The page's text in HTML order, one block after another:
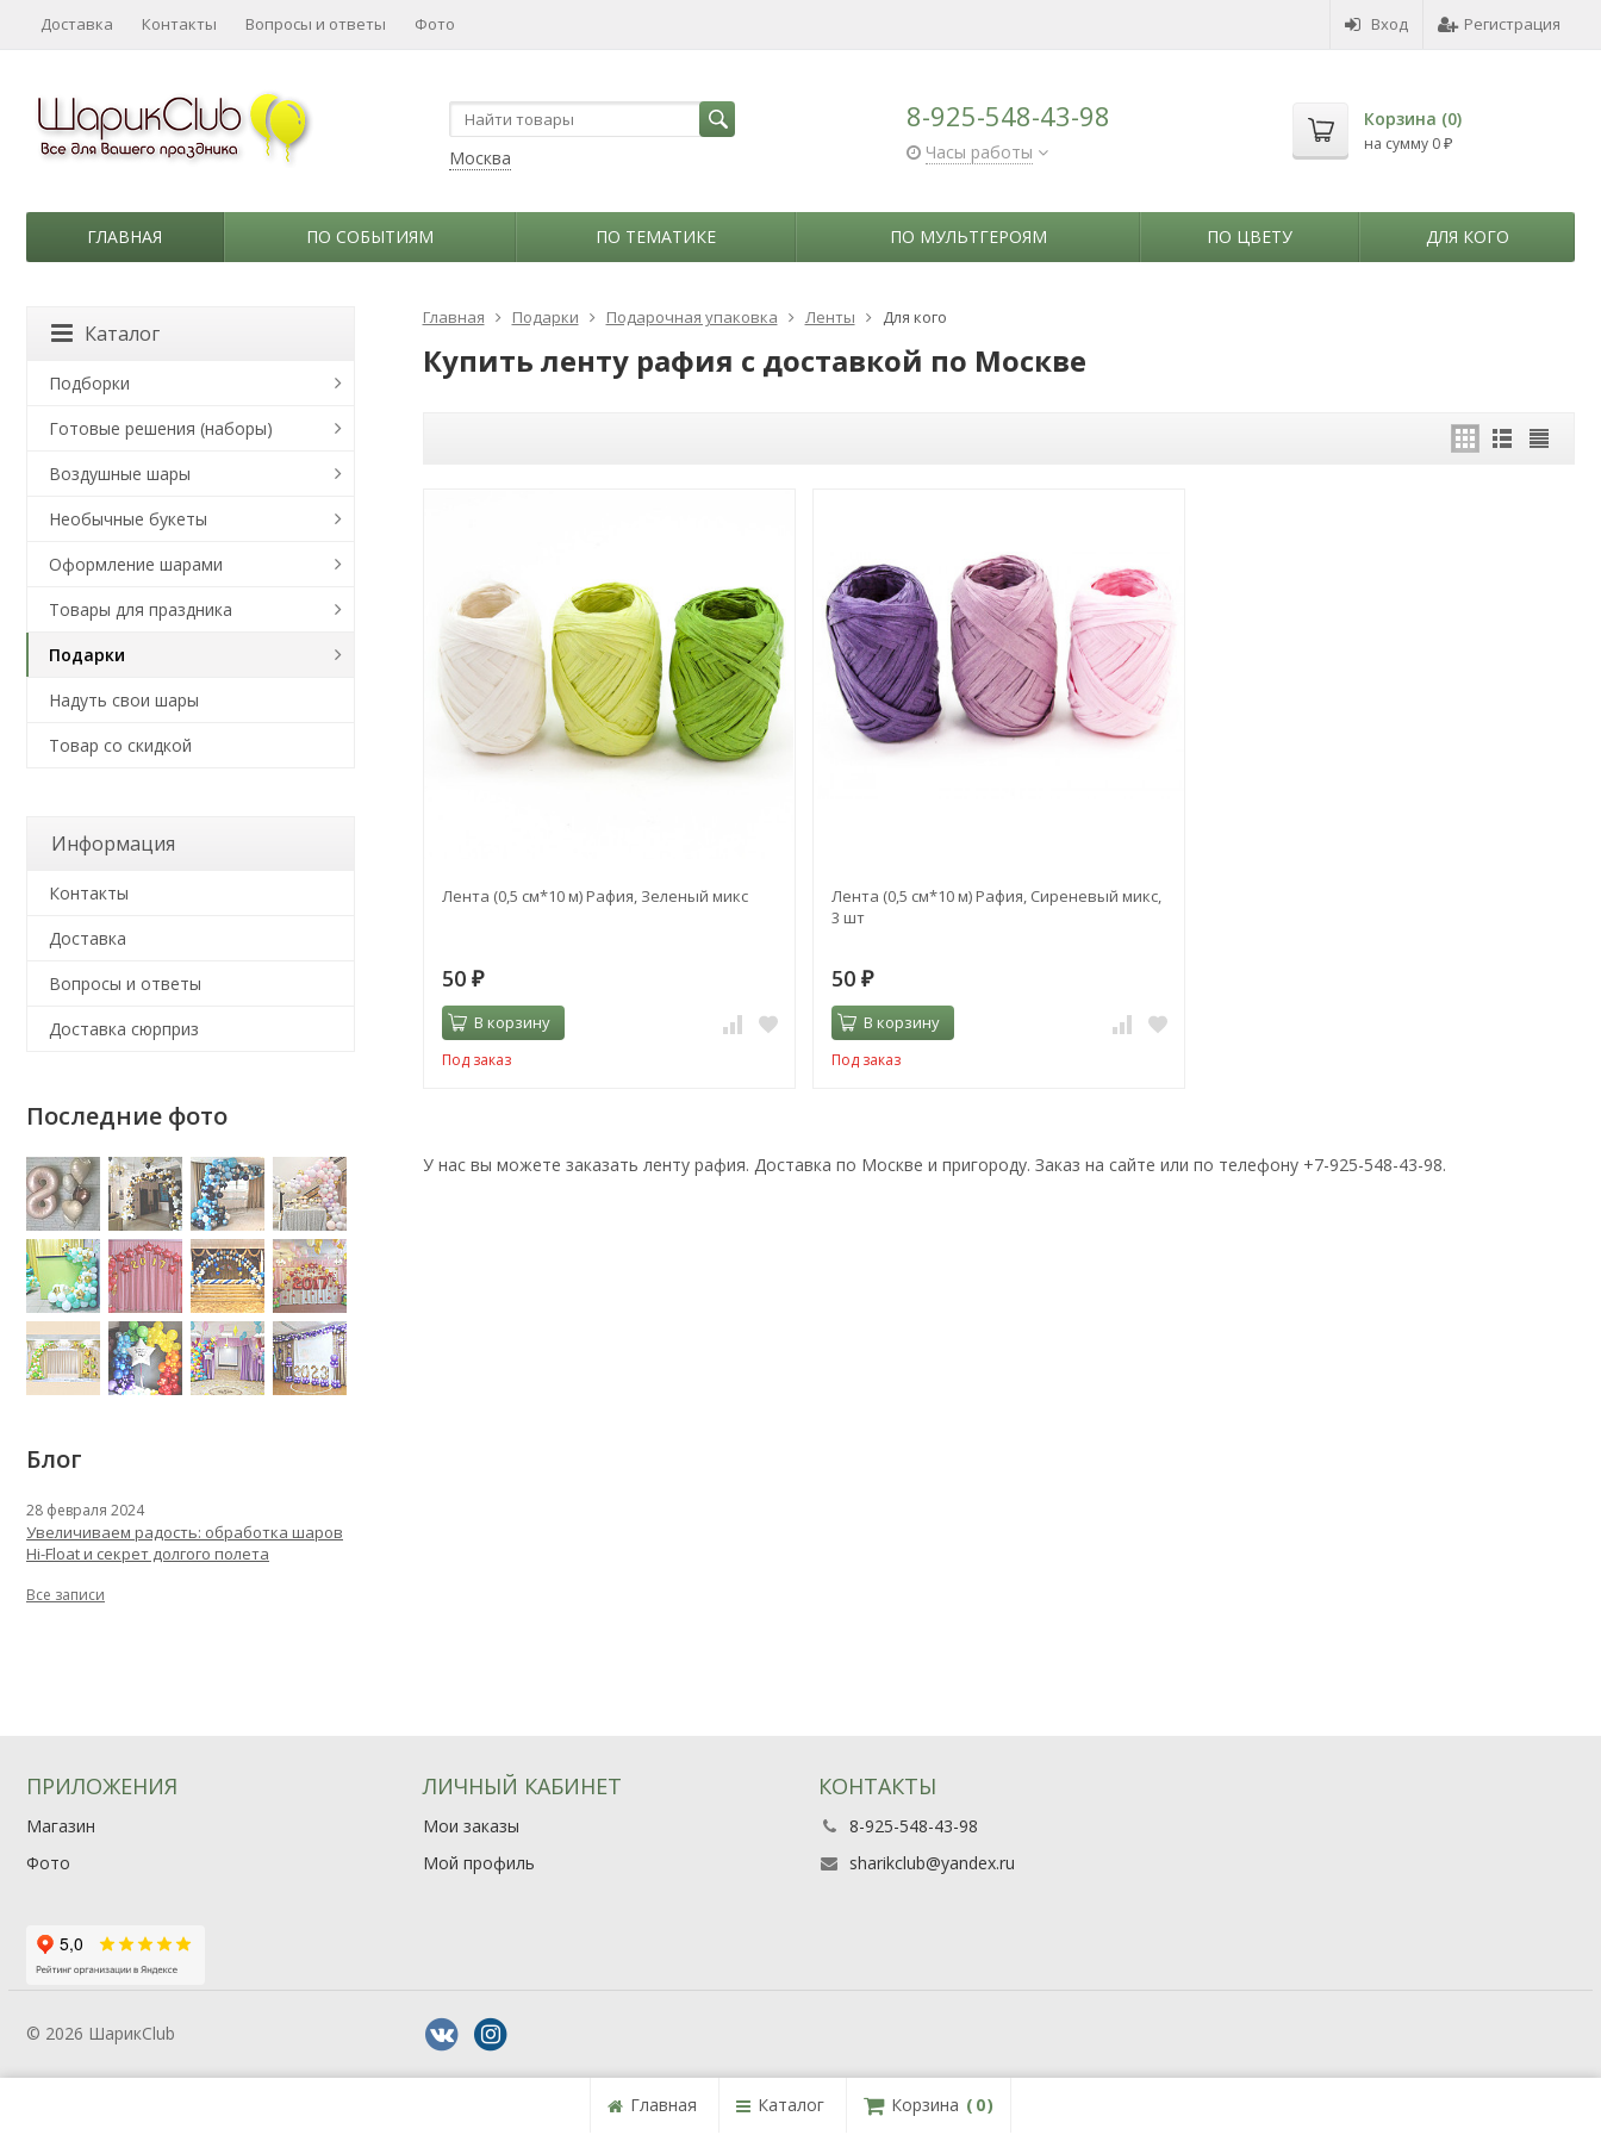
Вход Регистрация
Доставка Контакты Вопросы и ответы Фото
Москва
8-925-548-43-98
Часы работы
Корзина (0)
на сумму 0 ₽
ГЛАВНАЯ ПО СОБЫТИЯМ ПО ТЕМАТИКЕ ПО МУЛЬТГЕРОЯМ ПО ЦВЕТУ ДЛЯ КОГО
Главная Подарки Подарочная упаковка Ленты Для кого
Купить ленту рафия с доставкой по Москве
Лента (0,5 см*10 м) Рафия, Зеленый микс
50 ₽
В корзину
Под заказ
Лента (0,5 см*10 м) Рафия, Сиреневый микс,
3 шт
50 ₽
В корзину
Под заказ
У нас вы можете заказать ленту рафия. Доставка по Москве и пригороду. Заказ на сайте или по телефону +7-925-548-43-98.
Каталог
Подборки
Готовые решения (наборы)
Воздушные шары
Необычные букеты
Оформление шарами
Товары для праздника
Подарки
Надуть свои шары
Товар со скидкой
Информация
Контакты
Доставка
Вопросы и ответы
Доставка сюрприз
Последние фото
Блог
28 февраля 2024
Увеличиваем радость: обработка шаров
Hi-Float и секрет долгого полета
Все записи
ПРИЛОЖЕНИЯ
Магазин
Фото
ЛИЧНЫЙ КАБИНЕТ
Мои заказы
Мой профиль
КОНТАКТЫ
8-925-548-43-98
sharikclub@yandex.ru
© 2026 ШарикClub
Главная Каталог Корзина
0